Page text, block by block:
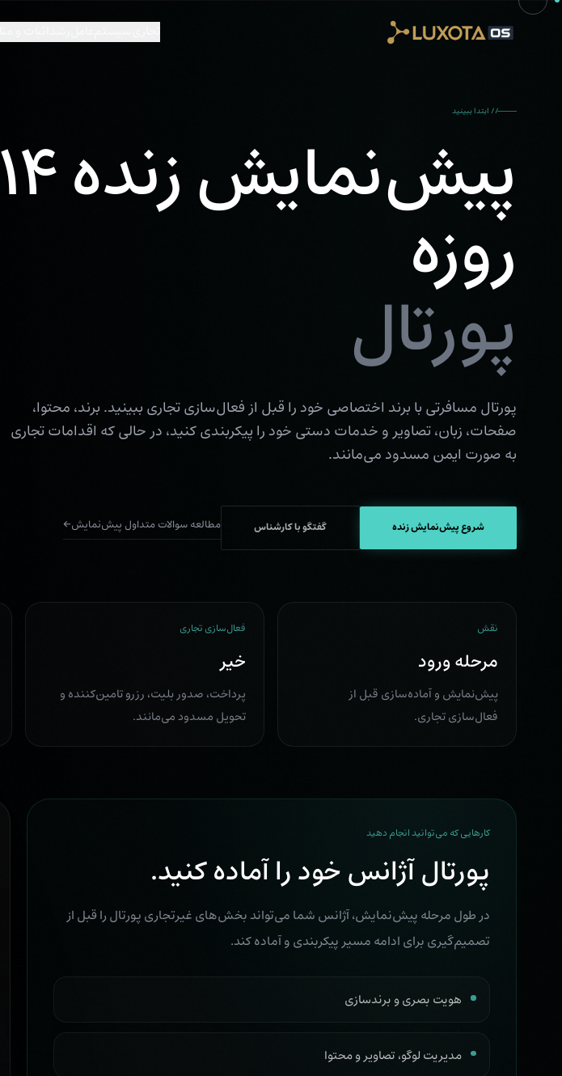
Skip to main content
// ابتدا ببینید
پیش‌نمایش زنده ۱۴
روزه
پورتال
پورتال مسافرتی با برند اختصاصی خود را قبل از فعال‌سازی تجاری ببینید. برند، محتوا،
صفحات، زبان، تصاویر و خدمات دستی خود را پیکربندی کنید، در حالی که اقدامات تجاری
به صورت ایمن مسدود می‌مانند.
شروع پیش‌نمایش زنده گفتگو با کارشناس مطالعه سوالات متداول پیش‌نمایش←
نقش
مرحله ورود
پیش‌نمایش و آماده‌سازی قبل از
فعال‌سازی تجاری.
فعال‌سازی تجاری
خیر
پرداخت، صدور بلیت، رزرو تامین‌کننده و
تحویل مسدود می‌مانند.
کارهایی که می‌توانید انجام دهید
پورتال آژانس خود را آماده کنید.
در طول مرحله پیش‌نمایش، آژانس شما می‌تواند بخش‌های غیرتجاری پورتال را قبل از
تصمیم‌گیری برای ادامه مسیر پیکربندی و آماده کند.
هویت بصری و برندسازی
مدیریت لوگو، تصاویر و محتوا